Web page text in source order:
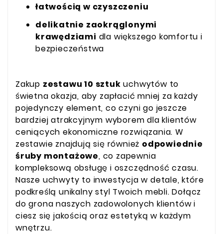
łatwością w czyszczeniu
delikatnie zaokrąglonymi
krawędziami dla większego komfortu i
bezpieczeństwa
Zakup zestawu 10 sztuk uchwytów to
świetna okazja, aby zapłacić mniej za każdy
pojedynczy element, co czyni go jeszcze
bardziej atrakcyjnym wyborem dla klientów
ceniących ekonomiczne rozwiązania. W
zestawie znajdują się również odpowiednie
śruby montażowe, co zapewnia
kompleksową obsługę i oszczędność czasu.
Nasze uchwyty to inwestycja w detale, które
podkreślą unikalny styl Twoich mebli. Dołącz
do grona naszych zadowolonych klientów i
ciesz się jakością oraz estetyką w każdym
wnętrzu.